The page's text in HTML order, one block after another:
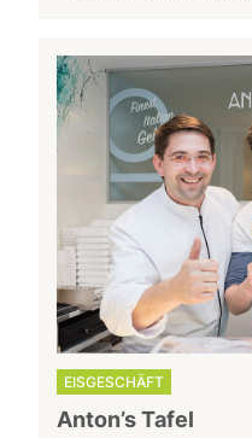
EISGESCHÄFT
Anton’s Tafel